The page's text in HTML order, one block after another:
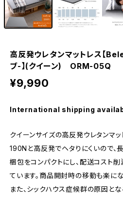
高反発ウレタンマットレス【
ブ-】(クイーン) ORM-05Q
¥9,990
International shipping
クイーンサイズの高反発ウレタンマッ
190Nと高反発でヘタりにくいので、
梱包をコンパクトにし、配送コスト
ています。商品開封時の移動も楽にな
また、シックハウス症候群の原因と